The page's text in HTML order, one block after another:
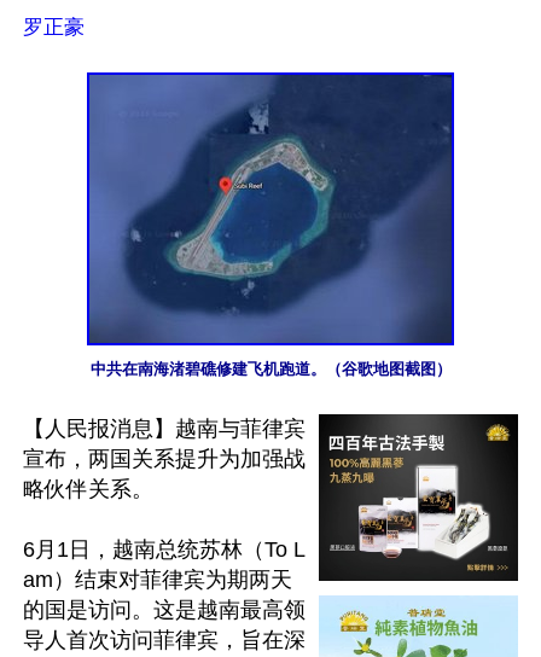
罗正豪
中共在南海渚碧礁修建飞机跑道。（谷歌地图截图）
【人民报消息】越南与菲律宾
宣布，两国关系提升为加强战
略伙伴关系。
6月1日，越南总统苏林（To L
am）结束对菲律宾为期两天
的国是访问。这是越南最高领
导人首次访问菲律宾，旨在深